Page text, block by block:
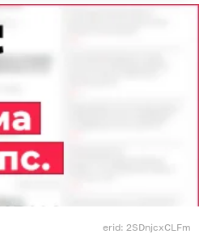
erid: 2SDnjcxCLFm